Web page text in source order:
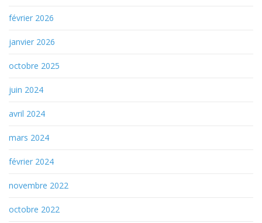
février 2026
janvier 2026
octobre 2025
juin 2024
avril 2024
mars 2024
février 2024
novembre 2022
octobre 2022